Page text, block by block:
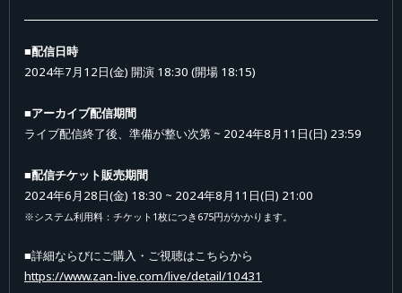
■配信日時
2024年7月12日(金) 開演 18:30 (開場 18:15)
■アーカイブ配信期間
ライブ配信終了後、準備が整い次第 ~ 2024年8月11日(日) 23:59
■配信チケット販売期間
2024年6月28日(金) 18:30 ~ 2024年8月11日(日) 21:00
※システム利用料：チケット1枚につき675円がかかります。
■詳細ならびにご購入・ご視聴はこちらから
https://www.zan-live.com/live/detail/10431